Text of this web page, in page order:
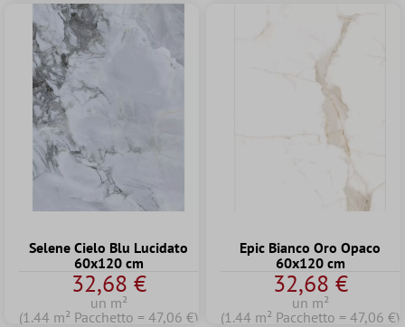
Selene Cielo Blu Lucidato
60x120 cm
32,68 €
un m²
(1.44 m² Pacchetto = 47,06 €)
Epic Bianco Oro Opaco
60x120 cm
32,68 €
un m²
(1.44 m² Pacchetto = 47,06 €)